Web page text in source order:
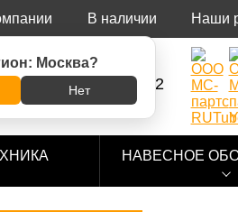
Москва?
Нет
В наличии Наши
8 (800) 500-73-92
НАВЕСНОЕ